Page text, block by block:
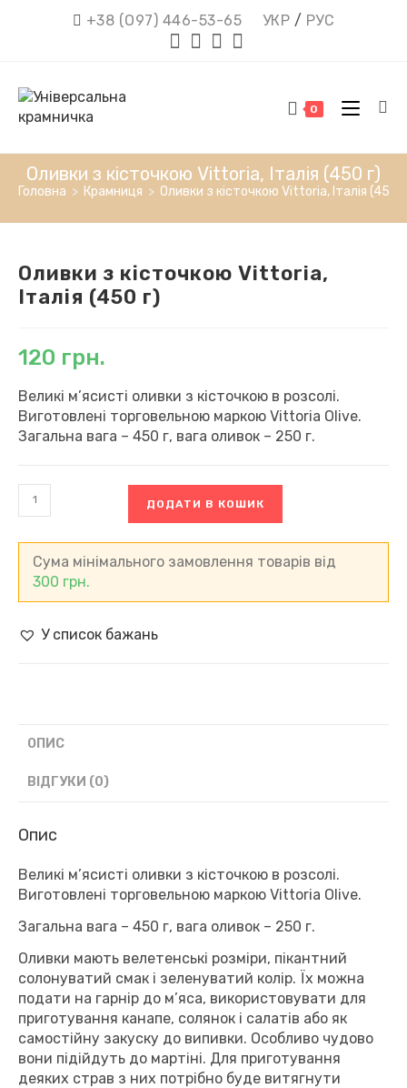
+38 (О97) 446-53-65 УКР / РУС
0
Оливки з кісточкою Vittoria, Італія (450 г)
Головна > Крамниця > Оливки з кісточкою Vittoria, Італія (450
Оливки з кісточкою Vittoria,
Італія (450 г)
120 грн.
Великі м’ясисті оливки з кісточкою в розсолі.
Виготовлені торговельною маркою Vittoria Olive.
Загальна вага – 450 г, вага оливок – 250 г.
Vittoria,
Італія
(450
ДОДАТИ В КОШИК
Сума мінімального замовлення товарів від
300 грн.
У список бажань
ОПИС
ВІДГУКИ (0)
Опис
Великі м’ясисті оливки з кісточкою в розсолі.
Виготовлені торговельною маркою Vittoria Olive.
Загальна вага – 450 г, вага оливок – 250 г.
Оливки мають велетенські розміри, пікантний
солонуватий смак і зеленуватий колір. Їх можна
подати на гарнір до м’яса, використовувати для
приготування канапе, солянок і салатів або як
самостійну закуску до випивки. Особливо чудово
вони підійдуть до мартіні. Для приготування
деяких страв з них потрібно буде витягнути